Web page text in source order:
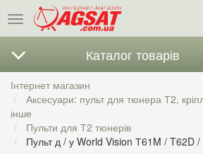
Меню
Каталог товарів
Інтернет магазин
Аксесуари: пульт для тюнера Т2,
інше
Пульти для Т2 тюнерів
Пульт д / у World Vision Т61M / T62D